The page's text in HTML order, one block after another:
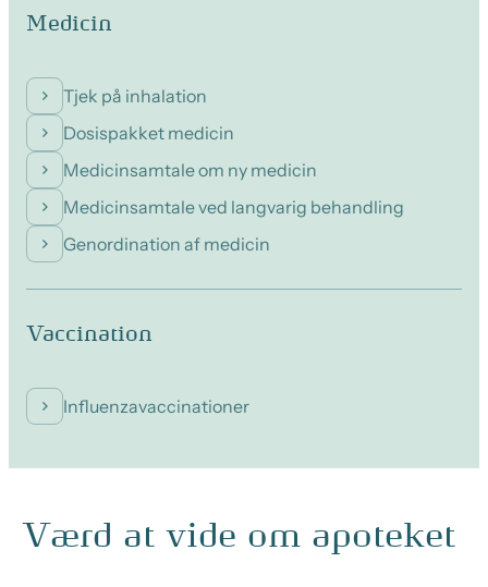
Medicin
Tjek på inhalation
Dosispakket medicin
Medicinsamtale om ny medicin
Medicinsamtale ved langvarig behandling
Genordination af medicin
Vaccination
Influenzavaccinationer
Værd at vide om apoteket